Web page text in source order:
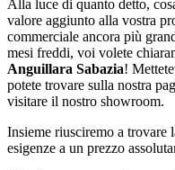
Alla luce di quanto detto,
valore aggiunto alla vostra
commerciale ancora più
mesi freddi, voi volete
Anguillara Sabazia!
potete trovare sulla nostra
visitare il nostro showroom.
Insieme riusciremo a trovare
esigenze a un prezzo